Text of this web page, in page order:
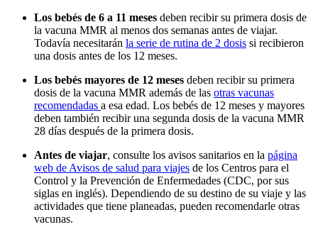
Los bebés de 6 a 11 meses deben recibir su primera dosis de
la vacuna MMR al menos dos semanas antes de viajar.
Todavía necesitarán la serie de rutina de 2 dosis si recibieron
una dosis antes de los 12 meses.
Los bebés mayores de 12 meses deben recibir su primera
dosis de la vacuna MMR además de las otras vacunas
recomendadas a esa edad. Los bebés de 12 meses y mayores
deben también recibir una segunda dosis de la vacuna MMR
28 días después de la primera dosis.
Antes de viajar, consulte los avisos sanitarios en la página
web de Avisos de salud para viajes de los Centros para el
Control y la Prevención de Enfermedades (CDC, por sus
siglas en inglés). Dependiendo de su destino de su viaje y las
actividades que tiene planeadas, pueden recomendarle otras
vacunas.